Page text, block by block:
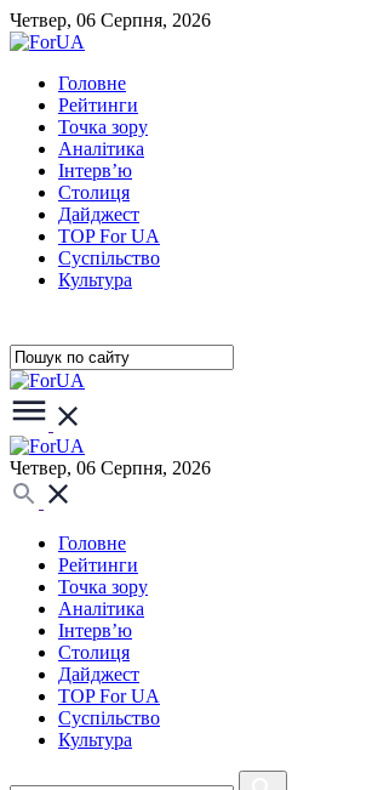
Четвер, 06 Серпня, 2026
Головне
Рейтинги
Точка зору
Аналітика
Інтерв’ю
Столиця
Дайджест
TOP For UA
Суспiльство
Культура
Четвер, 06 Серпня, 2026
Головне
Рейтинги
Точка зору
Аналітика
Інтерв’ю
Столиця
Дайджест
TOP For UA
Суспiльство
Культура